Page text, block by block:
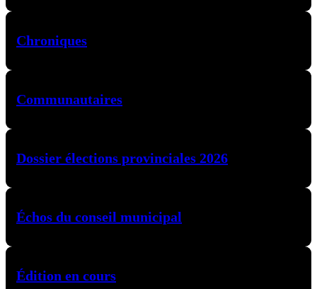
Chroniques
Communautaires
Dossier élections provinciales 2026
Échos du conseil municipal
Édition en cours